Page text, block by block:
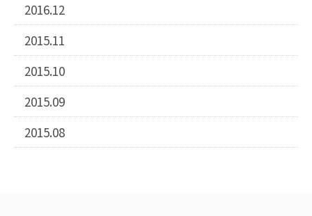
2016.12
2015.11
2015.10
2015.09
2015.08